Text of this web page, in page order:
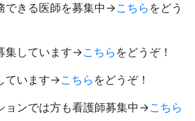
できる医師を募集中→こちら をどう
集しています→こちら をどうぞ！
ています→こちら をどうぞ！
ョンでは方も看護師募集中→こちら